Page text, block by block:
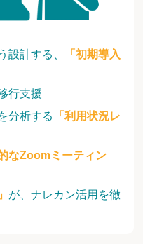
設計する、
「初期導入
行支援
分析する
「利用状況レ
なZoomミーティン
が、ナレカン活用を徹